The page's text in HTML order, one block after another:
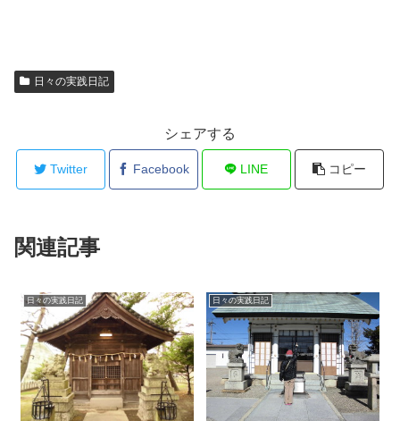
日々の実践日記
シェアする
Twitter Facebook LINE コピー
関連記事
日々の実践日記 日々の実践日記